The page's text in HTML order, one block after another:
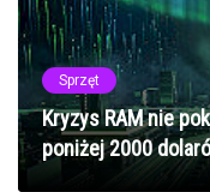
Sprzęt
Kryzys RAM nie
poniżej 2000
najlepszy wybór?